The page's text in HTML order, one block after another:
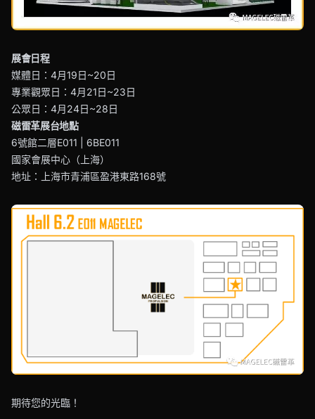
展會日程
媒體日：4月19日~20日
專業觀眾日：4月21日~23日
公眾日：4月24日~28日
磁雷革展台地點
6號館二層E011 | 6BE011
國家會展中心（上海）
地址：上海市青浦區盈港東路168號
期待您的光臨！